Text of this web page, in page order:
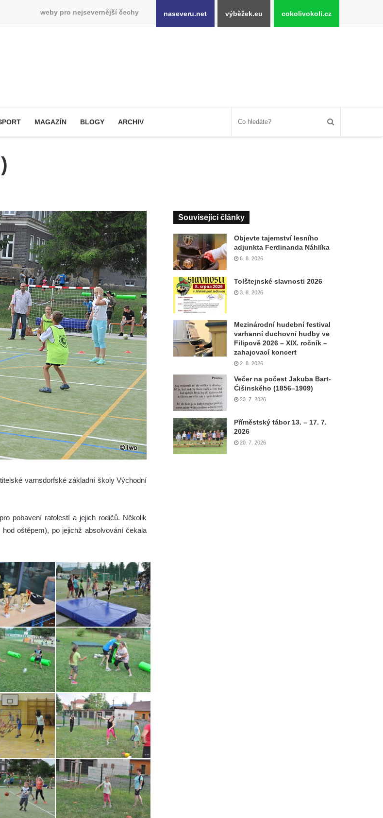
weby pro nejsevernější čechy naseveru.net výběžek.eu cokolivokoli.cz
MAGAZÍN BLOGY ARCHIV
varnsdorfské základní školy Východní
pobavení ratolestí a jejich rodičů. Několik
oštěpem), po jejichž absolvování čekala
Související články
Objevte tajemství lesního
adjunkta Ferdinanda Náhlíka
6. 8. 2026
Tolštejnské slavnosti 2026
3. 8. 2026
Mezinárodní hudební festival
varhanní duchovní hudby ve
Filipově 2026 – XIX. ročník –
zahajovací koncert
2. 8. 2026
Večer na počest Jakuba Bart-
Ćišinského (1856–1909)
23. 7. 2026
Příměstský tábor 13. – 17. 7.
2026
20. 7. 2026